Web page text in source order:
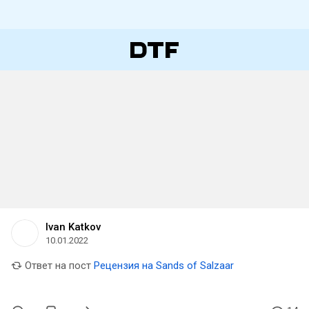
Ivan Katkov
10.01.2022
Ответ на пост Рецензия на Sands of Salzaar